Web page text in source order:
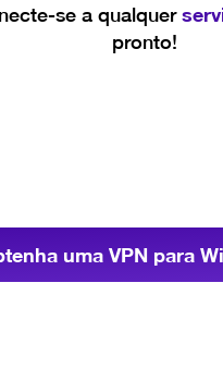
se a qualquer
pronto!
uma VPN para